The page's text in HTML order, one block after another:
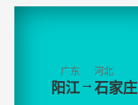
广东
阳江→
河北
石家庄